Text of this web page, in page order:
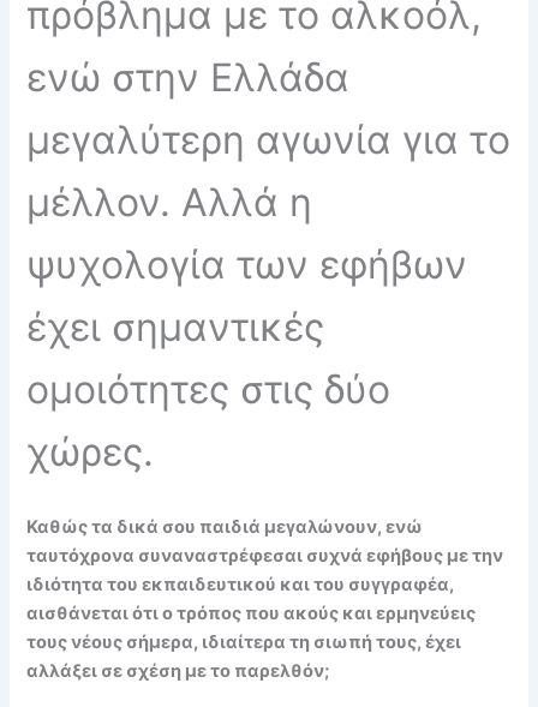
πρόβλημα με το αλκοόλ,
ενώ στην Ελλάδα
μεγαλύτερη αγωνία για το
μέλλον. Αλλά η
ψυχολογία των εφήβων
έχει σημαντικές
ομοιότητες στις δύο
χώρες.
Καθώς τα δικά σου παιδιά μεγαλώνουν, ενώ
ταυτόχρονα συναναστρέφεσαι συχνά εφήβους με την
ιδιότητα του εκπαιδευτικού και του συγγραφέα,
αισθάνεται ότι ο τρόπος που ακούς και ερμηνεύεις
τους νέους σήμερα, ιδιαίτερα τη σιωπή τους, έχει
αλλάξει σε σχέση με το παρελθόν;